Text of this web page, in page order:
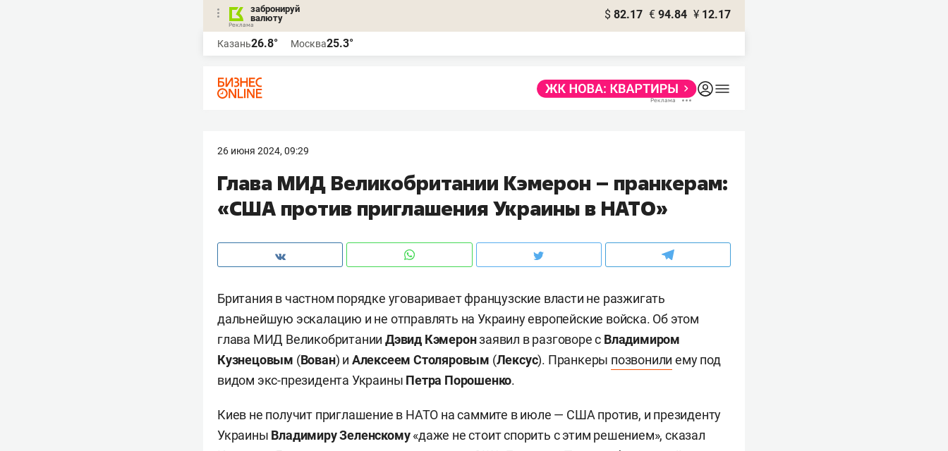
забронируй
валюту
$ 82.17 € 94.84 ¥ 12.17
Казань26.8° Москва25.3°
26 июня 2024, 09:29
Глава МИД Великобритании Кэмерон – ​пранкерам:
«США против приглашения Украины в НАТО»
Британия в частном порядке уговаривает французские власти не разжигать
дальнейшую эскалацию и не отправлять на Украину европейские войска. Об этом
глава МИД ВеликобританииДэвид Кэмеронзаявил в разговоре с Владимиром
Кузнецовым (Вован) и Алексеем Столяровым (Лексус). Пранкеры позвонили ему под
видом экс-президента Украины Петра Порошенко.
Киев не получит приглашение в НАТО на саммите в июле — США против, и президенту
Украины Владимиру Зеленскому«даже не стоит спорить с этим решением», сказал